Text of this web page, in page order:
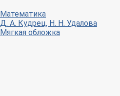
Математика
Д. А. Кудрец, Н. Н. Удалова
Мягкая обложка